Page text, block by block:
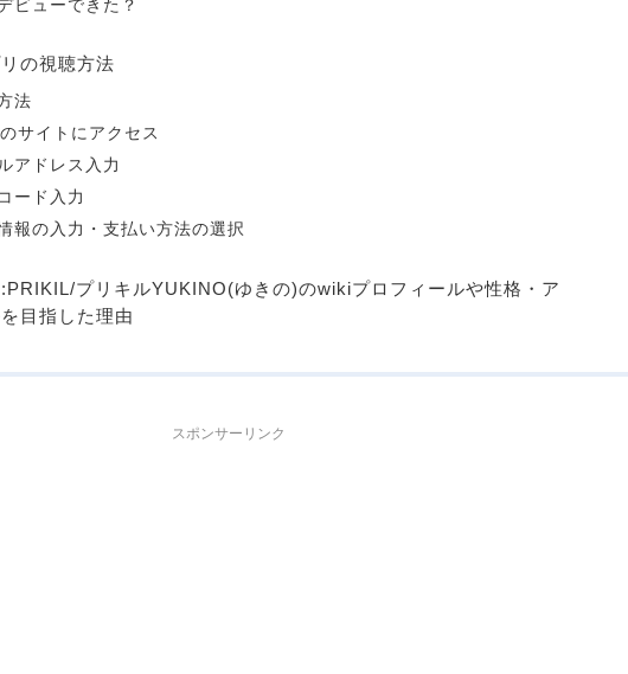
ビューできた？
の視聴方法
法
サイトにアクセス
アドレス入力
ード入力
報の入力・支払い方法の選択
:PRIKIL/プリキルYUKINO(ゆきの)のwikiプロフィールや性格・ア
目指した理由
スポンサーリンク